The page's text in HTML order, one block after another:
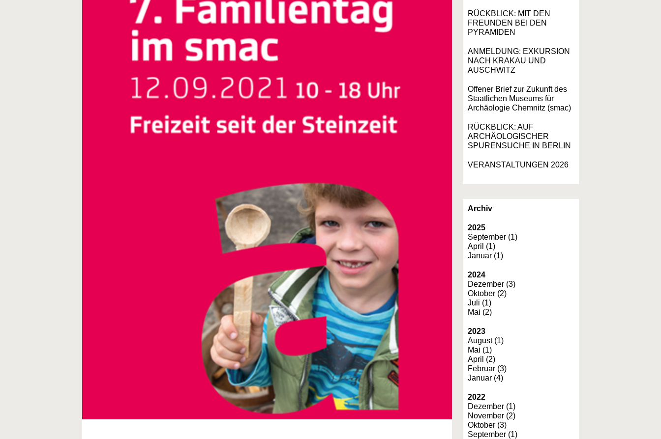
RÜCKBLICK: MIT DEN
FREUNDEN BEI DEN
PYRAMIDEN
ANMELDUNG: EXKURSION
NACH KRAKAU UND
AUSCHWITZ
Offener Brief zur Zukunft des
Staatlichen Museums für
Archäologie Chemnitz (smac)
RÜCKBLICK: AUF
ARCHÄOLOGISCHER
SPURENSUCHE IN BERLIN
VERANSTALTUNGEN 2026
Archiv
2025
September (1)
April (1)
Januar (1)
2024
Dezember (3)
Oktober (2)
Juli (1)
Mai (2)
2023
August (1)
Mai (1)
April (2)
Februar (3)
Januar (4)
2022
Dezember (1)
November (2)
Oktober (3)
September (1)